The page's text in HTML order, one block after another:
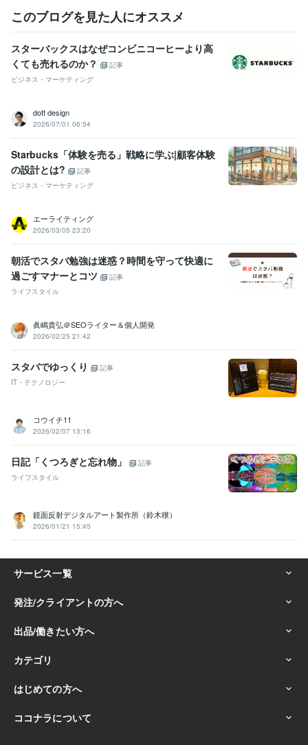
このブログを見た人にオススメ
スターバックスはなぜコンビニコーヒーより高
くても売れるのか？
記事
ビジネス・マーケティング
dott design
2026/07/01 06:54
Starbucks「体験を売る」戦略に学ぶ|顧客体験
の設計とは?
記事
ビジネス・マーケティング
エーライティング
2026/03/05 23:20
朝活でスタバ勉強は迷惑？時間を守って快適に
過ごすマナーとコツ
記事
ライフスタイル
眞嶋貴弘＠SEOライター＆個人開発
2026/02/25 21:42
スタバでゆっくり
記事
IT・テクノロジー
コウイチ11
2026/02/07 13:16
日記「くつろぎと忘れ物」
記事
ライフスタイル
鏡面反射デジタルアート製作所（鈴木穣）
2026/01/21 15:45